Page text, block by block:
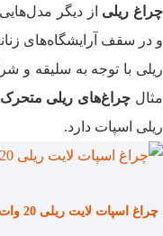
چراغ‌ ریلی از دیگر
و در سقف آرایشگاه‌های
ریلی با توجه به سلیقه و
مثال چراغ‌های ریلی متحرک
ریلی اسپات دارد.
چراغ اسپات لایت ریلی 20 وات